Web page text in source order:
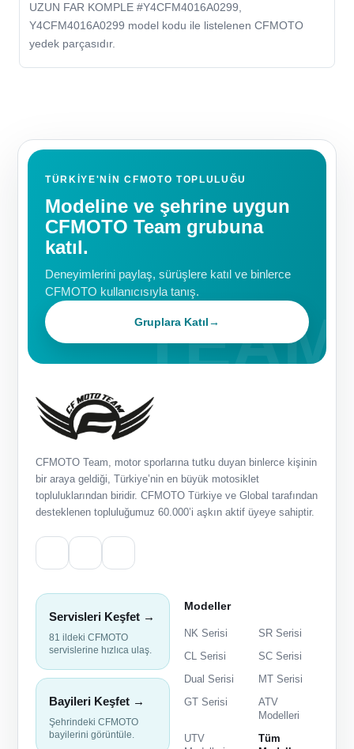
UZUN FAR KOMPLE #Y4CFM4016A0299,
Y4CFM4016A0299 model kodu ile listelenen CFMOTO
yedek parçasıdır.
TÜRKIYE'NIN CFMOTO TOPLULUĞU
Modeline ve şehrine uygun
CFMOTO Team grubuna
katıl.
Deneyimlerini paylaş, sürüşlere katıl ve binlerce
CFMOTO kullanıcısıyla tanış.
Gruplara Katıl→
CFMOTO Team, motor sporlarına tutku duyan binlerce kişinin
bir araya geldiği, Türkiye’nin en büyük motosiklet
topluluklarından biridir. CFMOTO Türkiye ve Global tarafından
desteklenen topluluğumuz 60.000’i aşkın aktif üyeye sahiptir.
Servisleri Keşfet →
81 ildeki CFMOTO
servislerine hızlıca ulaş.
Bayileri Keşfet →
Şehrindeki CFMOTO
bayilerini görüntüle.
Modeller
NK Serisi
SR Serisi
CL Serisi
SC Serisi
Dual Serisi
MT Serisi
GT Serisi
ATV
Modelleri
UTV
Tüm